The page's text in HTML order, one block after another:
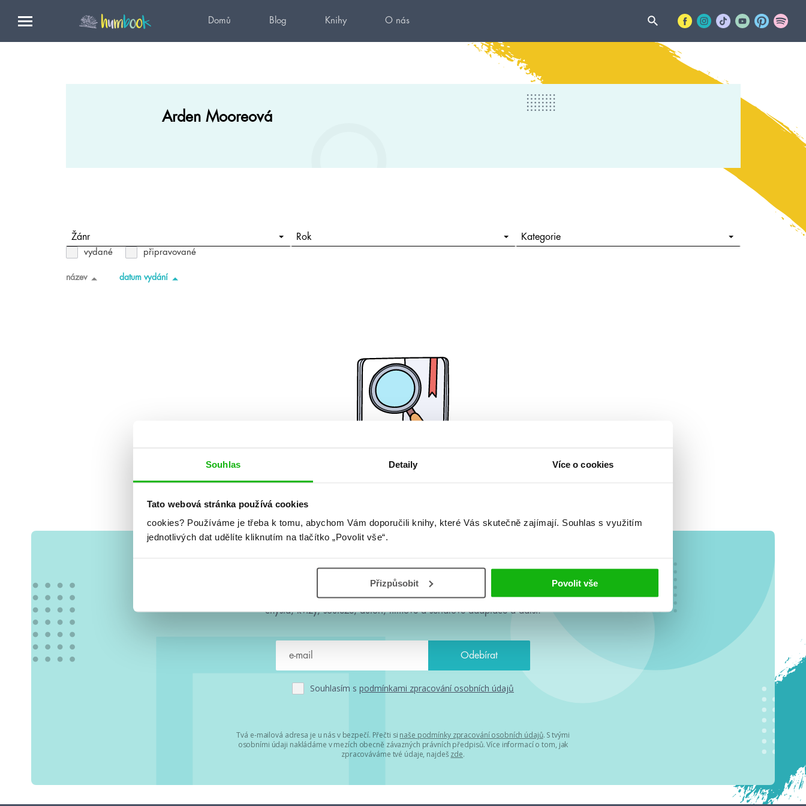
Souhlas Detaily Více o cookies
Tato webová stránka používá cookies
cookies? Používáme je třeba k tomu, abychom Vám doporučili knihy, které Vás skutečně zajímají. Souhlas s využitím
jednotlivých dat udělíte kliknutím na tlačítko „Povolit vše“.
Přizpůsobit Povolit vše
Domů Blog Knihy O nás
Arden Mooreová
Žánr Rok Kategorie
vydané připravované
název datum vydání
#HumbookNews
Vše kolem #youngadult každý měsíc rovnou do mailu! Nové knihy, co se
chystá, kvízy, soutěže, autoři, filmové a seriálové adaptace a další.
Souhlasím s podmínkami zpracování osobních údajů
Tvá e-mailová adresa je u nás v bezpečí. Přečti si naše podmínky zpracování osobních údajů. S tvými
osobními údaji nakládáme v mezích obecně závazných právních předpisů. Více informací o tom, jak
zpracováváme tvé údaje, najdeš zde.